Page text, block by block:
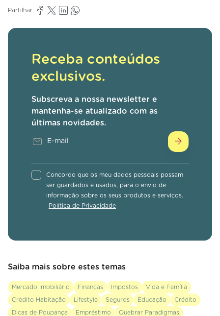
Partilhar:
Receba conteúdos
exclusivos.
Subscreva a nossa newsletter e
mantenha-se atualizado com as
últimas novidades.
Concordo que os meu dados pessoais possam
ser guardados e usados, para o envio de
informação sobre os seus produtos e serviços.
Política de Privacidade
Saiba mais sobre estes temas
Mercado Imobiliário Finanças Impostos Vida e Família
Crédito Habitação Lifestyle Seguros Educação Crédito
Dicas de Poupança Empréstimo Quebrar Paradigmas